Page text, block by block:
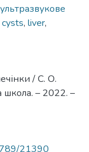
ультразвукове
, liver,
/ С. О.
школа. – 2022. –
21390